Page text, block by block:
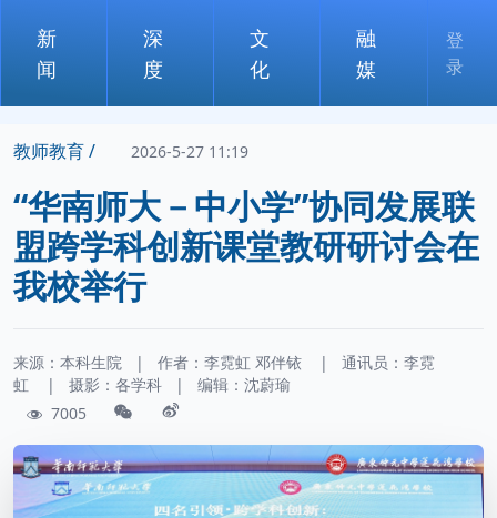
新
闻
深
度
文
化
融
媒
登
录
教师教育 / 2026-5-27 11:19
“华南师大－中小学”协同发展联
盟跨学科创新课堂教研研讨会在
我校举行
来源：本科生院 | 作者： 李霓虹 邓伴铱 | 通讯员： 李霓
虹
| 摄影： 各学科 |
编辑：沈蔚瑜
7005